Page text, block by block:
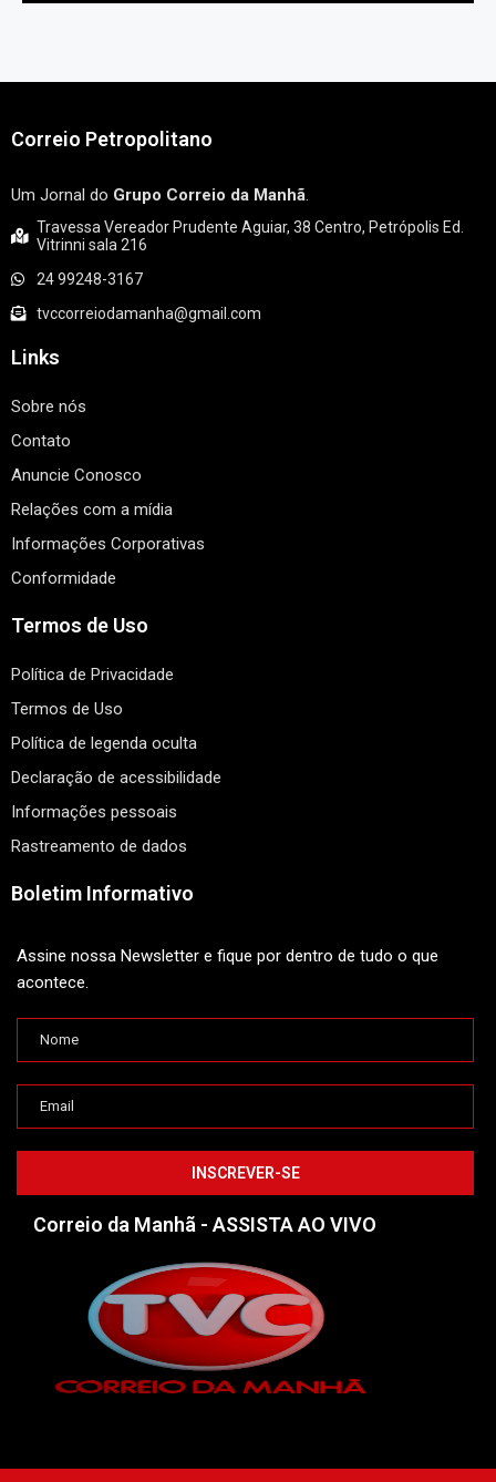
Correio Petropolitano
Um Jornal do Grupo Correio da Manhã.
Travessa Vereador Prudente Aguiar, 38 Centro, Petrópolis Ed.
Vitrinni sala 216
24 99248-3167
tvccorreiodamanha@gmail.com
Links
Sobre nós
Contato
Anuncie Conosco
Relações com a mídia
Informações Corporativas
Conformidade
Termos de Uso
Política de Privacidade
Termos de Uso
Política de legenda oculta
Declaração de acessibilidade
Informações pessoais
Rastreamento de dados
Boletim Informativo
Assine nossa Newsletter e fique por dentro de tudo o que
acontece.
Correio da Manhã - ASSISTA AO VIVO